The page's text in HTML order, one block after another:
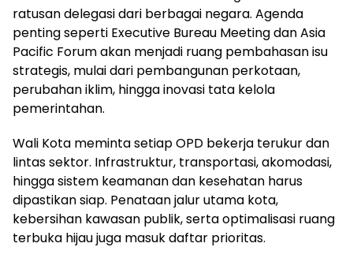
ratusan delegasi dari berbagai negara. Agenda
penting seperti Executive Bureau Meeting dan Asia
Pacific Forum akan menjadi ruang pembahasan isu
strategis, mulai dari pembangunan perkotaan,
perubahan iklim, hingga inovasi tata kelola
pemerintahan.
Wali Kota meminta setiap OPD bekerja terukur dan
lintas sektor. Infrastruktur, transportasi, akomodasi,
hingga sistem keamanan dan kesehatan harus
dipastikan siap. Penataan jalur utama kota,
kebersihan kawasan publik, serta optimalisasi ruang
terbuka hijau juga masuk daftar prioritas.